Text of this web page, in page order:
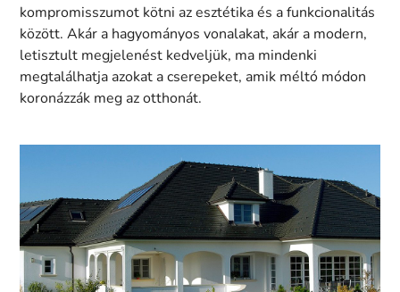
kompromisszumot kötni az esztétika és a funkcionalitás
között. Akár a hagyományos vonalakat, akár a modern,
letisztult megjelenést kedveljük, ma mindenki
megtalálhatja azokat a cserepeket, amik méltó módon
koronázzák meg az otthonát.